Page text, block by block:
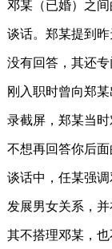
邓某（已婚）之
谈话。郑某提到
没有回答，其还
刚入职时曾向郑
录截屏，郑某当
不想再回答你后面
谈话中，任某强
发展男女关系，
其不搭理邓某，